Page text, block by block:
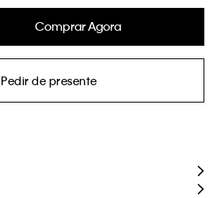
Comprar Agora
Pedir de presente